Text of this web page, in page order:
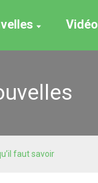
Vidéo
faut savoir